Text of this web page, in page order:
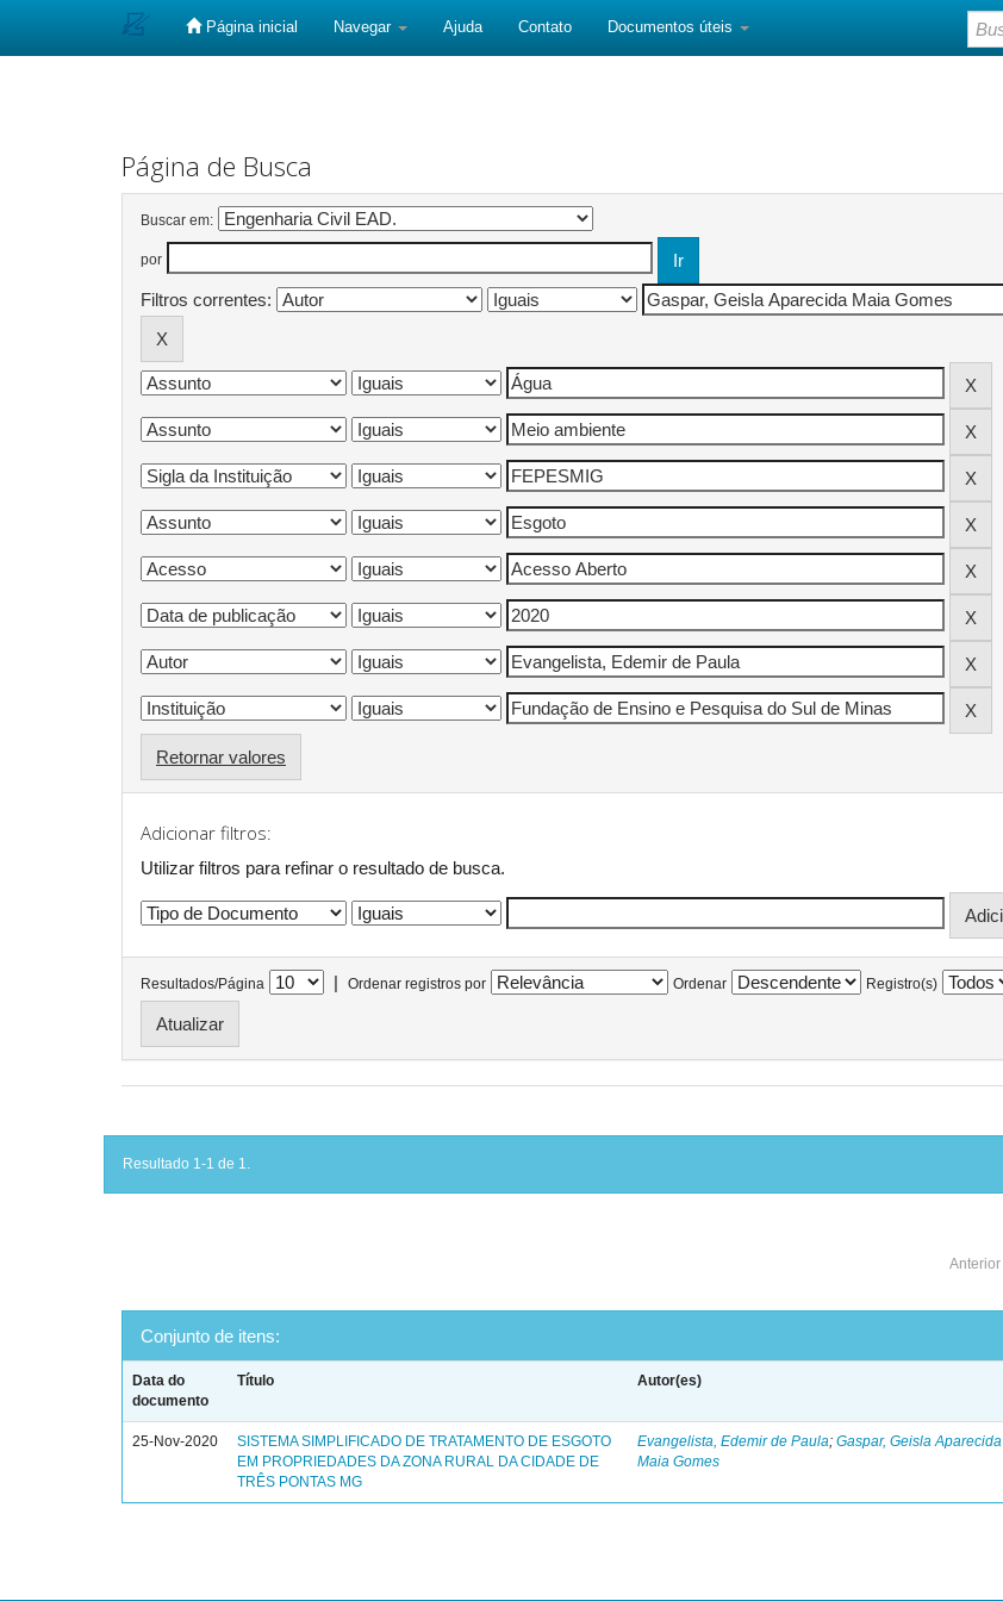
Página inicial Navegar Ajuda Contato Documentos úteis
Página de Busca
Buscar em:
por
Filtros correntes:
Retornar valores
Adicionar filtros:
Utilizar filtros para refinar o resultado de busca.
Resultados/Página | Ordenar registros por Ordenar Registro(s)
Resultado 1-1 de 1.
Anterior
Conjunto de itens:
Data do
documento
Título Autor(es)
25-Nov-2020
SISTEMA SIMPLIFICADO DE TRATAMENTO DE ESGOTO
EM PROPRIEDADES DA ZONA RURAL DA CIDADE DE
TRÊS PONTAS MG
Evangelista, Edemir de Paula;Gaspar, Geisla Aparecida
Maia Gomes